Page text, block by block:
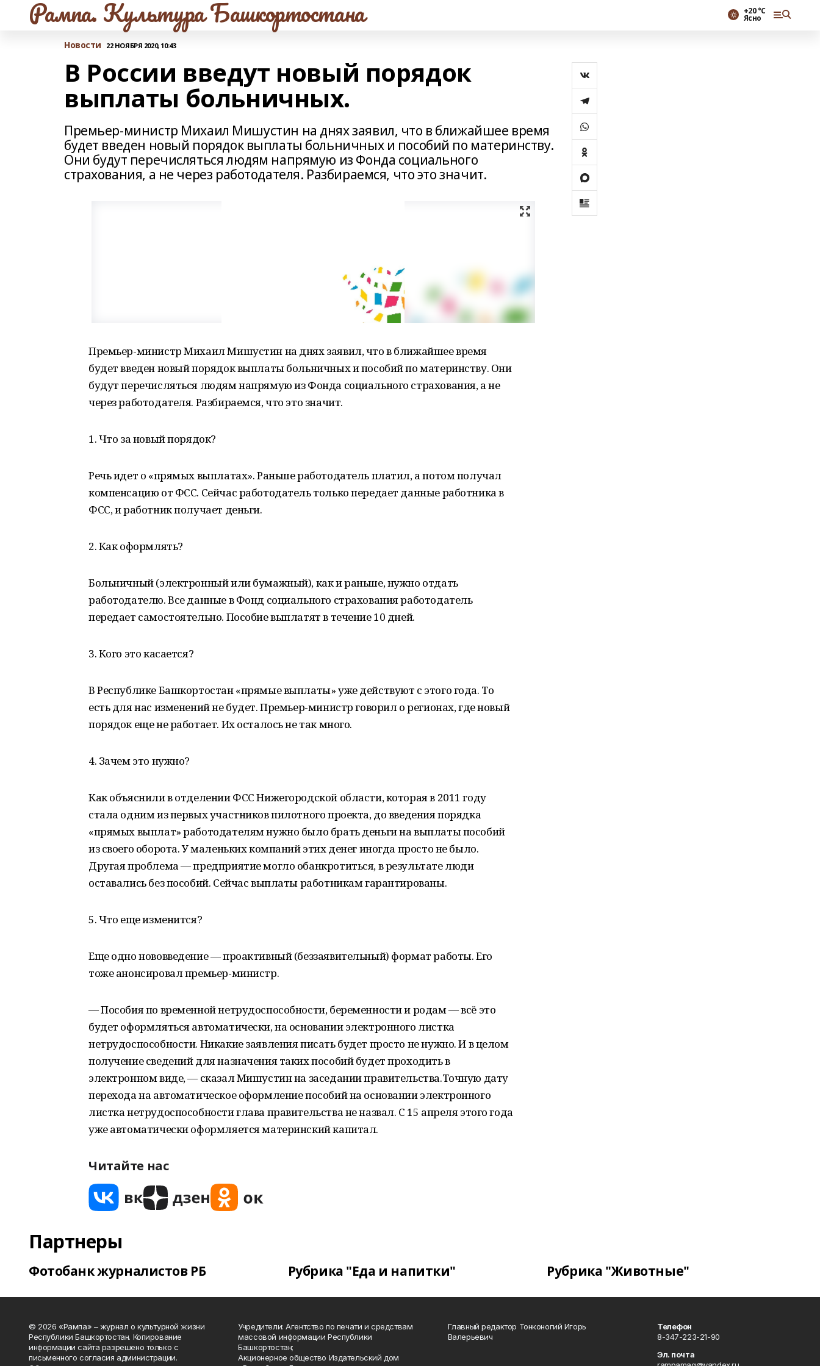
Рампа. Культура Башкортостана +20 °С
Ясно
Новости 22 НОЯБРЯ 2020, 10:43
В России введут новый порядок
выплаты больничных.
Премьер-министр Михаил Мишустин на днях заявил, что в ближайшее время
будет введен новый порядок выплаты больничных и пособий по материнству.
Они будут перечисляться людям напрямую из Фонда социального
страхования, а не через работодателя. Разбираемся, что это значит.
Премьер-министр Михаил Мишустин на днях заявил, что в ближайшее время
будет введен новый порядок выплаты больничных и пособий по материнству. Они
будут перечисляться людям напрямую из Фонда социального страхования, а не
через работодателя. Разбираемся, что это значит.
1. Что за новый порядок?
Речь идет о «прямых выплатах». Раньше работодатель платил, а потом получал
компенсацию от ФСС. Сейчас работодатель только передает данные работника в
ФСС, и работник получает деньги.
2. Как оформлять?
Больничный (электронный или бумажный), как и раньше, нужно отдать
работодателю. Все данные в Фонд социального страхования работодатель
передает самостоятельно. Пособие выплатят в течение 10 дней.
3. Кого это касается?
В Республике Башкортостан «прямые выплаты» уже действуют с этого года. То
есть для нас изменений не будет. Премьер-министр говорил о регионах, где новый
порядок еще не работает. Их осталось не так много.
4. Зачем это нужно?
Как объяснили в отделении ФСС Нижегородской области, которая в 2011 году
стала одним из первых участников пилотного проекта, до введения порядка
«прямых выплат» работодателям нужно было брать деньги на выплаты пособий
из своего оборота. У маленьких компаний этих денег иногда просто не было.
Другая проблема — предприятие могло обанкротиться, в результате люди
оставались без пособий. Сейчас выплаты работникам гарантированы.
5. Что еще изменится?
Еще одно нововведение — проактивный (беззаявительный) формат работы. Его
тоже анонсировал премьер-министр.
— Пособия по временной нетрудоспособности, беременности и родам — всё это
будет оформляться автоматически, на основании электронного листка
нетрудоспособности. Никакие заявления писать будет просто не нужно. И в целом
получение сведений для назначения таких пособий будет проходить в
электронном виде, — сказал Мишустин на заседании правительства.Точную дату
перехода на автоматическое оформление пособий на основании электронного
листка нетрудоспособности глава правительства не назвал. С 15 апреля этого года
уже автоматически оформляется материнский капитал.
Читайте нас
Партнеры
Фотобанк журналистов РБ Рубрика "Еда и напитки" Рубрика "Животные"
© 2026 «Рампа» – журнал о культурной жизни
Республики Башкортостан. Копирование
информации сайта разрешено только с
письменного согласия администрации.
Учредители: Агентство по печати и средствам
массовой информации Республики
Башкортостан;
Акционерное общество Издательский дом
Главный редактор Тонконогий Игорь
Валерьевич
Телефон
8-347-223-21-90
Эл. почта